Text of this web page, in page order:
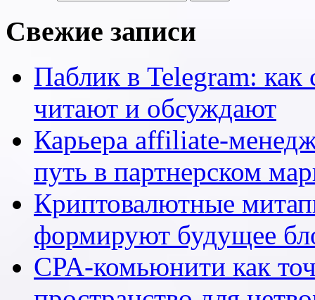
Свежие записи
Паблик в Telegram: как
читают и обсуждают
Карьера affiliate-
путь в партнерском
Криптовалютные
формируют будущее
CPA-комьюнити как